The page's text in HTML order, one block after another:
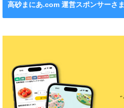
高砂まにあ.com 運営スポンサーさま